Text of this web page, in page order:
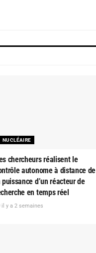
NUCLÉAIRE
chercheurs réalisent le
autonome à distance de
puissance d’un réacteur de
en temps réel
il y a 2 semaines